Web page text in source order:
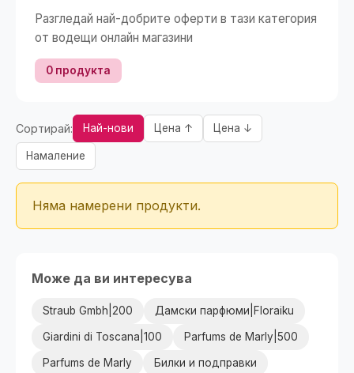
Разгледай най-добрите оферти в тази категория
от водещи онлайн магазини
0 продукта
Сортирай: Най-нови Цена ↑ Цена ↓
Намаление
Няма намерени продукти.
Може да ви интересува
Straub Gmbh|200 Дамски парфюми|Floraiku
Giardini di Toscana|100 Parfums de Marly|500
Parfums de Marly Билки и подправки